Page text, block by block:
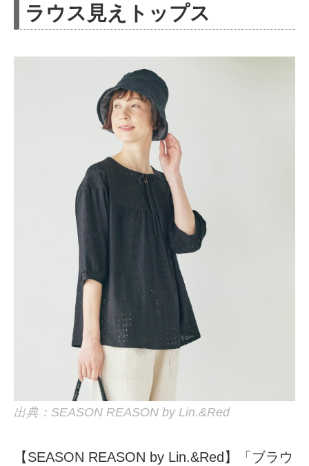
ラウス見えトップス
出典：SEASON REASON by Lin.&Red
【SEASON REASON by Lin.&Red】「ブラウ